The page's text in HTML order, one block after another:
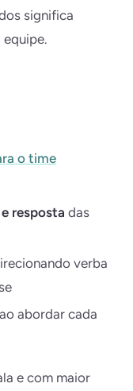
significa
o time
resposta das
verba
ao abordar cada
e com maior